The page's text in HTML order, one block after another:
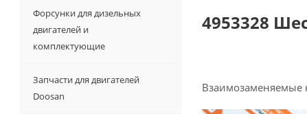
4953328
Взаимозаменяемые
Форсунки для дизельных
двигателей и
комплектующие
Запчасти для двигателей
Doosan